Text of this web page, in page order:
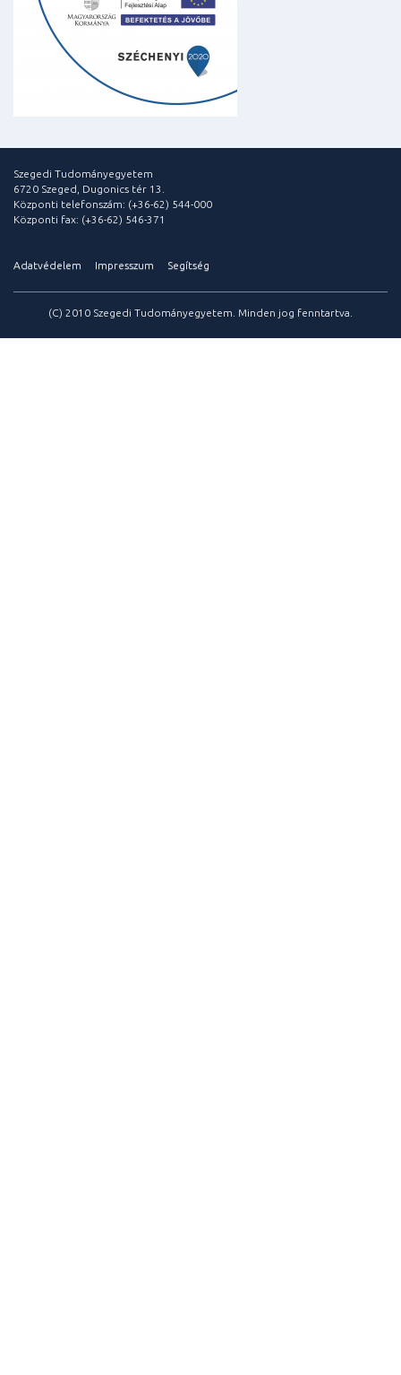
Szegedi Tudományegyetem
6720 Szeged, Dugonics tér 13.
Központi telefonszám: (+36-62) 544-000
Központi fax: (+36-62) 546-371
Adatvédelem Impresszum Segítség
(C) 2010 Szegedi Tudományegyetem. Minden jog fenntartva.